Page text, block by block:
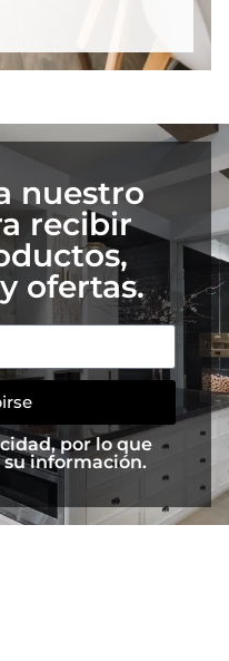
nuestro
recibir
ofertas.
por lo que
información.